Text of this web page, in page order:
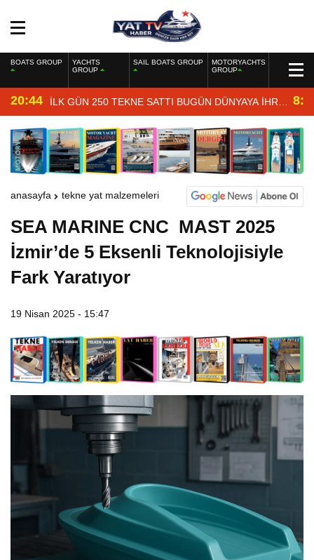
BOATS GROUP
YACHTS
GROUP
SAIL BOATS GROUP
MOTORYACHTS
GROUP
20:44 İLK GÜN 250 TEKNE SATTI BUGÜN DÜNYAYA İHRAÇ
EDİYOR
anasayfa tekne yat malzemeleri
SEA MARINE CNC MAST 2025
İzmir’de 5 Eksenli Teknolojisiyle
Fark Yaratıyor
19 Nisan 2025 - 15:47